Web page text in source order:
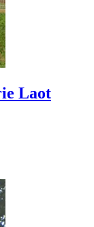
Laot